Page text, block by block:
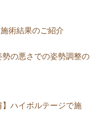
術結果のご紹介
の悪さでの姿勢調整の
】ハイボルテージで施